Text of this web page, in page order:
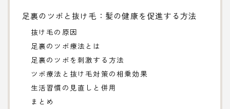
足裏のツボと抜け毛：髪の健康を促進する方法
抜け毛の原因
足裏のツボ療法とは
足裏のツボを刺激する方法
ツボ療法と抜け毛対策の相乗効果
生活習慣の見直しと併用
まとめ